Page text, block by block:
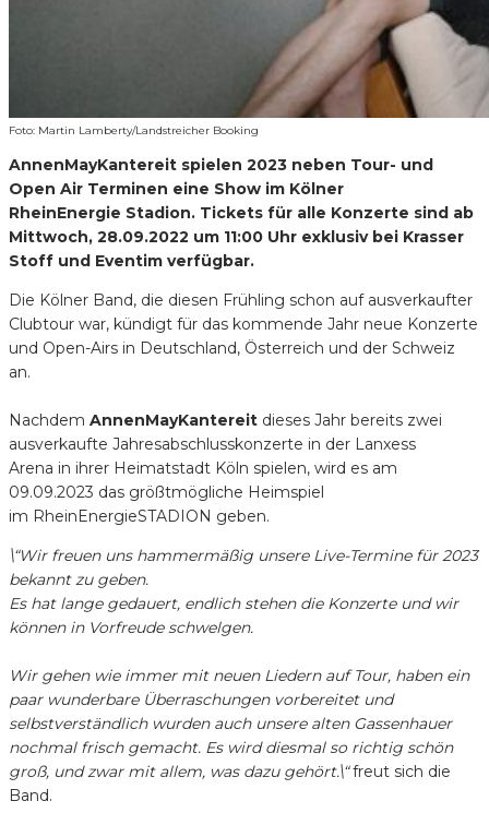
Foto: Martin Lamberty/Landstreicher Booking
AnnenMayKantereit spielen 2023 neben Tour- und
Open Air Terminen eine Show im Kölner
RheinEnergie Stadion. Tickets für alle Konzerte sind ab
Mittwoch, 28.09.2022 um 11:00 Uhr exklusiv bei Krasser
Stoff und Eventim verfügbar.
Die Kölner Band, die diesen Frühling schon auf ausverkaufter
Clubtour war, kündigt für das kommende Jahr neue Konzerte
und Open-Airs in Deutschland, Österreich und der Schweiz
an.
Nachdem AnnenMayKantereit dieses Jahr bereits zwei
ausverkaufte Jahresabschlusskonzerte in der Lanxess
Arena in ihrer Heimatstadt Köln spielen, wird es am
09.09.2023 das größtmögliche Heimspiel
im RheinEnergieSTADION geben.
\“Wir freuen uns hammermäßig unsere Live-Termine für 2023
bekannt zu geben.
Es hat lange gedauert, endlich stehen die Konzerte und wir
können in Vorfreude schwelgen.
Wir gehen wie immer mit neuen Liedern auf Tour, haben ein
paar wunderbare Überraschungen vorbereitet und
selbstverständlich wurden auch unsere alten Gassenhauer
nochmal frisch gemacht. Es wird diesmal so richtig schön
groß, und zwar mit allem, was dazu gehört.\“freut sich die
Band.